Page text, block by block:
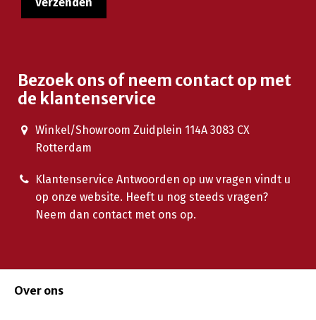
Bezoek ons of neem contact op met
de klantenservice
Winkel/Showroom Zuidplein 114A 3083 CX
Rotterdam
Klantenservice Antwoorden op uw vragen vindt u
op onze website. Heeft u nog steeds vragen?
Neem dan contact met ons op.
Over ons